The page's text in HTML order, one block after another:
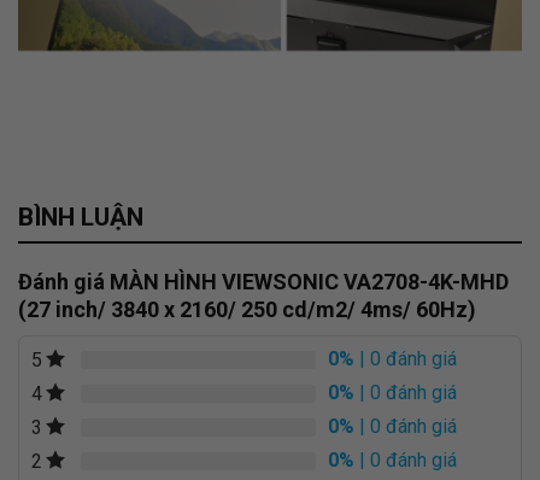
BÌNH LUẬN
Đánh giá MÀN HÌNH VIEWSONIC VA2708-4K-MHD
(27 inch/ 3840 x 2160/ 250 cd/m2/ 4ms/ 60Hz)
5 0% | 0 đánh giá
4
0% | 0 đánh giá
3
0% | 0 đánh giá
2
0% | 0 đánh giá